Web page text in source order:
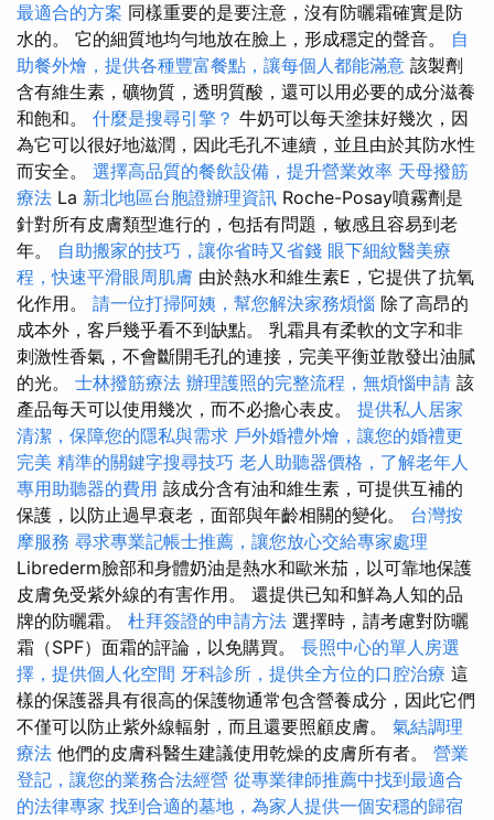
最適合的方案 同樣重要的是要注意，沒有防曬霜確實是防
水的。 它的細質地均勻地放在臉上，形成穩定的聲音。 自
助餐外燴，提供各種豐富餐點，讓每個人都能滿意 該製劑
含有維生素，礦物質，透明質酸，還可以用必要的成分滋養
和飽和。 什麼是搜尋引擎？ 牛奶可以每天塗抹好幾次，因
為它可以很好地滋潤，因此毛孔不連續，並且由於其防水性
而安全。 選擇高品質的餐飲設備，提升營業效率 天母撥筋
療法 La 新北地區台胞證辦理資訊 Roche-Posay噴霧劑是
針對所有皮膚類型進行的，包括有問題，敏感且容易到老
年。 自助搬家的技巧，讓你省時又省錢 眼下細紋醫美療
程，快速平滑眼周肌膚 由於熱水和維生素E，它提供了抗氧
化作用。 請一位打掃阿姨，幫您解決家務煩惱 除了高昂的
成本外，客戶幾乎看不到缺點。 乳霜具有柔軟的文字和非
刺激性香氣，不會斷開毛孔的連接，完美平衡並散發出油膩
的光。 士林撥筋療法 辦理護照的完整流程，無煩惱申請 該
產品每天可以使用幾次，而不必擔心表皮。 提供私人居家
清潔，保障您的隱私與需求 戶外婚禮外燴，讓您的婚禮更
完美 精準的關鍵字搜尋技巧 老人助聽器價格，了解老年人
專用助聽器的費用 該成分含有油和維生素，可提供互補的
保護，以防止過早衰老，面部與年齡相關的變化。 台灣按
摩服務 尋求專業記帳士推薦，讓您放心交給專家處理
Librederm臉部和身體奶油是熱水和歐米茄，以可靠地保護
皮膚免受紫外線的有害作用。 還提供已知和鮮為人知的品
牌的防曬霜。 杜拜簽證的申請方法 選擇時，請考慮對防曬
霜（SPF）面霜的評論，以免購買。 長照中心的單人房選
擇，提供個人化空間 牙科診所，提供全方位的口腔治療 這
樣的保護器具有很高的保護物通常包含營養成分，因此它們
不僅可以防止紫外線輻射，而且還要照顧皮膚。 氣結調理
療法 他們的皮膚科醫生建議使用乾燥的皮膚所有者。 營業
登記，讓您的業務合法經營 從專業律師推薦中找到最適合
的法律專家 找到合適的墓地，為家人提供一個安穩的歸宿